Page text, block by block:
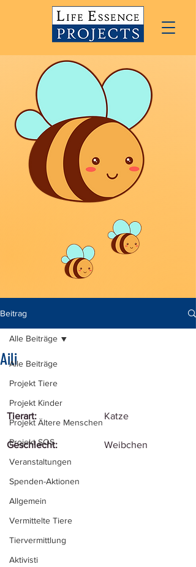
Beitrag
Alle Beiträge
Projekt Tiere
Projekt Kinder
Projekt Ältere Menschen
Projekt SOS
Veranstaltungen
Spenden-Aktionen
Allgemein
Vermittelte Tiere
Tiervermittlung
Aktivisti
Alle Beiträge
Aili
Tierart: Katze
Geschlecht: Weibchen